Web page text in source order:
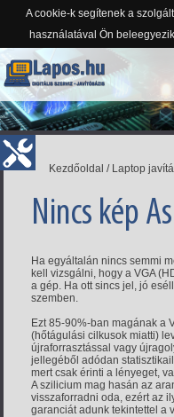
A cookie-k segítenek a
használatával Ön
Kezdőoldal / Laptop
Nincs kép
Ha egyáltalán nincs semmi
kell vizsgálni, hogy a VGA
a gép. Ha ott sincs jel, jó
szemben.
Ezt 85-90%-ban magának a
(hőtágulási cilkusok miatti)
újraforrasztással vagy
jellegéből adódan
mert csak érinti a lényeget,
A szilicium mag hasán az
visszaforradni oda, ezért az
garanciát adunk tekintettel a